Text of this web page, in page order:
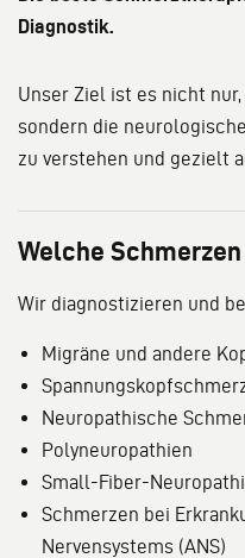
Diagnostik.
Unser Ziel ist es nicht
sondern die
zu verstehen und gezielt
Welche
Wir diagnostizieren und
Migräne und andere
Neuropathische
Polyneuropathien
Small-Fiber-
Schmerzen bei
Nervensystems (ANS)